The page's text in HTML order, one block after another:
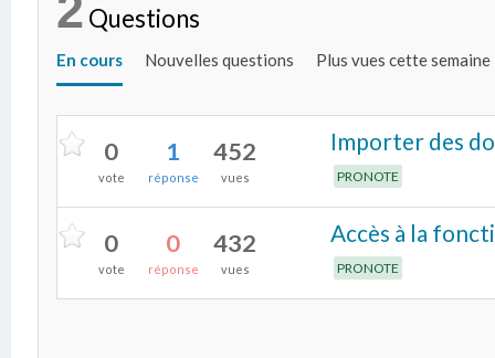
Questions
En cours Nouvelles questions Plus vues cette semaine
0
vote
1
réponse
452
vues
Importer des
PRONOTE
0
vote
0
réponse
432
vues
Accès à la
PRONOTE